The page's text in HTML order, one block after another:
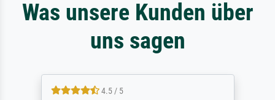
Was unsere Kunden über
uns sagen
4.5 / 5